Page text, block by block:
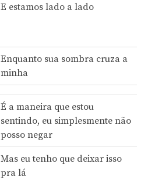
E estamos lado a lado
Enquanto sua sombra cruza a
minha
É a maneira que estou
sentindo, eu simplesmente não
posso negar
Mas eu tenho que deixar isso
pra lá